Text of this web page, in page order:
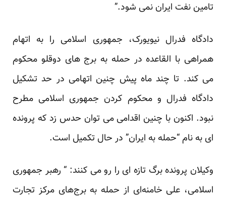
تامین نفت ایران نمی شود.”
دادگاه فدرال نیویورک، جمهوری اسلامی را به اتهام
همراهی با القاعده در حمله به برج های دوقلو محکوم
می کند. تا چند ماه پیش چنین اتهامی در حد تشکیل
دادگاه فدرال و محکوم کردن جمهوری اسلامی مطرح
نبود. اکنون با چنین اقدامی می توان حدس زد که پرونده
ای به نام “حمله به ایران” در حال تکمیل است.
وکیلان پرونده برگ تازه ای را رو می کنند: “ رهبر جمهوری
اسلامی، علی خامنه‌ای از حمله به برج‌های مرکز تجارت